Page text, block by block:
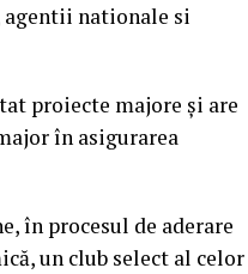
nationale si
proiecte majore și are
în asigurarea
în procesul de aderare
un club select al celor